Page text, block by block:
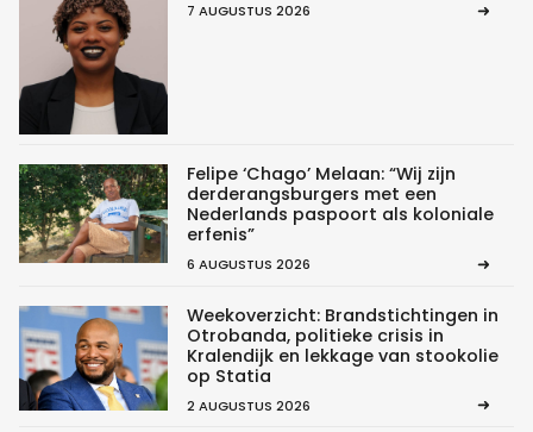
7 AUGUSTUS 2026
Felipe ‘Chago’ Melaan: “Wij zijn
derderangsburgers met een
Nederlands paspoort als koloniale
erfenis”
6 AUGUSTUS 2026
Weekoverzicht: Brandstichtingen in
Otrobanda, politieke crisis in
Kralendijk en lekkage van stookolie
op Statia
2 AUGUSTUS 2026